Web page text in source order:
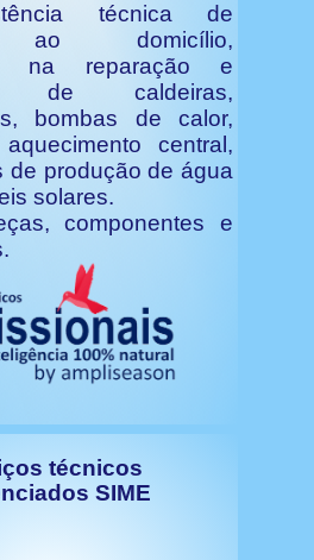
técnica de
ao domicílio,
na reparação e
de caldeiras,
bombas de calor,
central,
de produção de água
solares.
componentes e
técnicos
SIME